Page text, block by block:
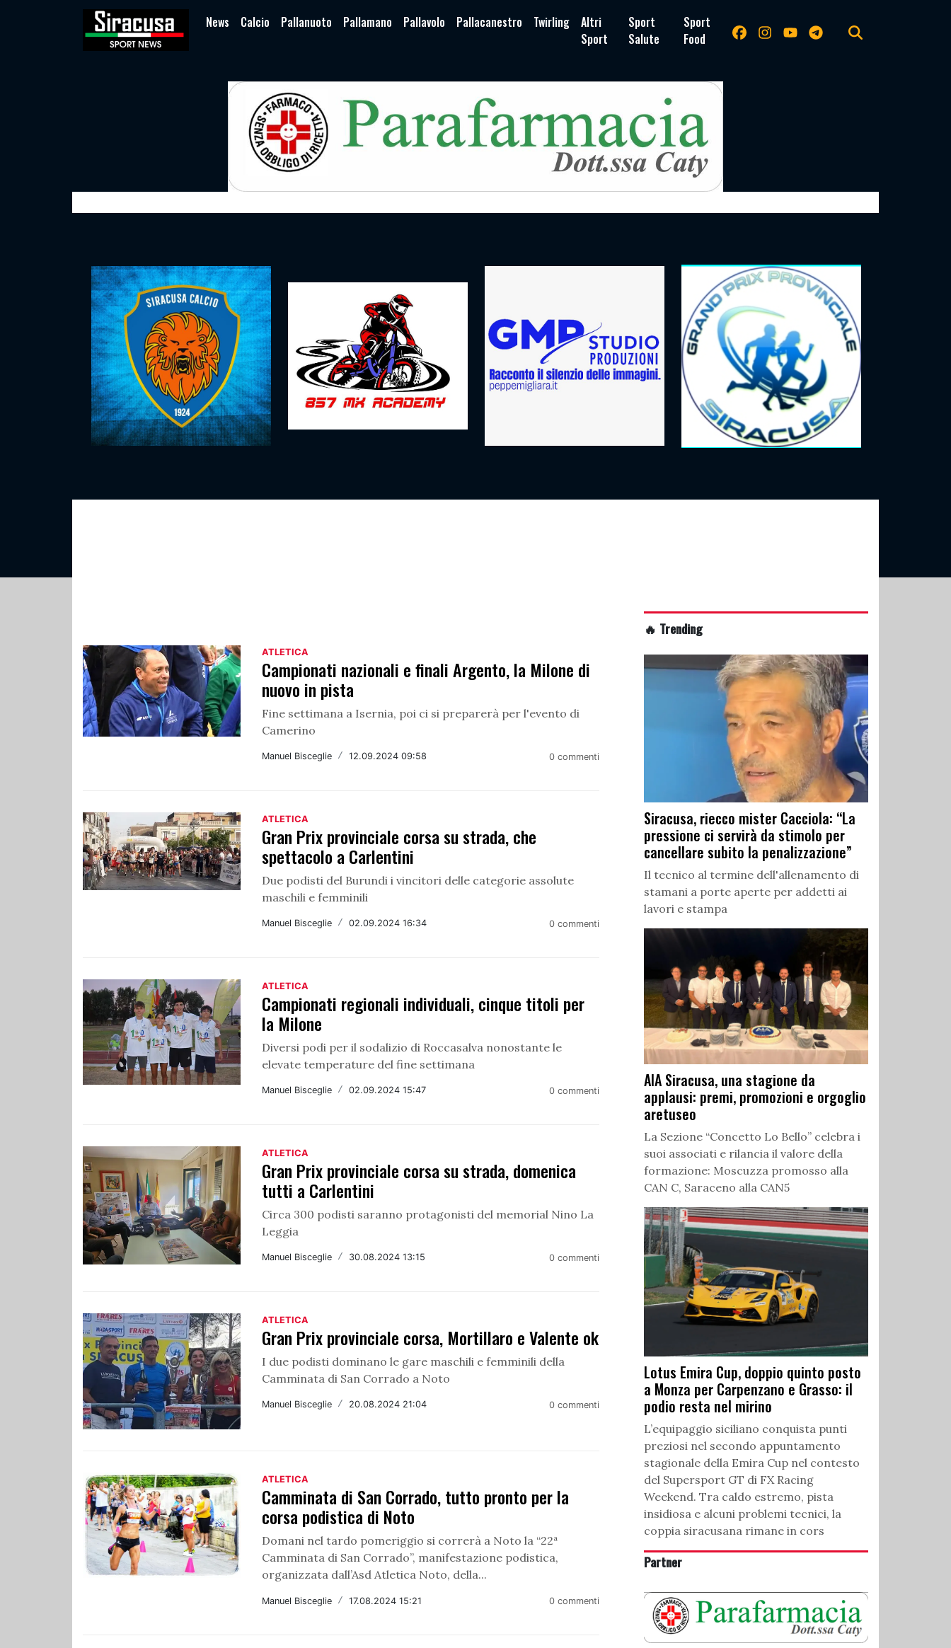
News Calcio Pallanuoto Pallamano Pallavolo Pallacanestro Twirling
Altri
Sport
Sport
Salute
Sport
Food
ATLETICA
Campionati nazionali e finali Argento, la Milone di
nuovo in pista
Fine settimana a Isernia, poi ci si preparerà per l'evento di
Camerino
Manuel Bisceglie / 12.09.2024 09:58 0 commenti
ATLETICA
Gran Prix provinciale corsa su strada, che
spettacolo a Carlentini
Due podisti del Burundi i vincitori delle categorie assolute
maschili e femminili
Manuel Bisceglie / 02.09.2024 16:34 0 commenti
ATLETICA
Campionati regionali individuali, cinque titoli per
la Milone
Diversi podi per il sodalizio di Roccasalva nonostante le
elevate temperature del fine settimana
Manuel Bisceglie / 02.09.2024 15:47 0 commenti
ATLETICA
Gran Prix provinciale corsa su strada, domenica
tutti a Carlentini
Circa 300 podisti saranno protagonisti del memorial Nino La
Leggia
Manuel Bisceglie / 30.08.2024 13:15 0 commenti
ATLETICA
Gran Prix provinciale corsa, Mortillaro e Valente ok
I due podisti dominano le gare maschili e femminili della
Camminata di San Corrado a Noto
Manuel Bisceglie / 20.08.2024 21:04 0 commenti
ATLETICA
Camminata di San Corrado, tutto pronto per la
corsa podistica di Noto
Domani nel tardo pomeriggio si correrà a Noto la “22ª
Camminata di San Corrado”, manifestazione podistica,
organizzata dall’Asd Atletica Noto, della...
Manuel Bisceglie / 17.08.2024 15:21 0 commenti
🔥 Trending
Siracusa, riecco mister Cacciola: “La
pressione ci servirà da stimolo per
cancellare subito la penalizzazione”
Il tecnico al termine dell'allenamento di
stamani a porte aperte per addetti ai
lavori e stampa
AIA Siracusa, una stagione da
applausi: premi, promozioni e orgoglio
aretuseo
La Sezione “Concetto Lo Bello” celebra i
suoi associati e rilancia il valore della
formazione: Moscuzza promosso alla
CAN C, Saraceno alla CAN5
Lotus Emira Cup, doppio quinto posto
a Monza per Carpenzano e Grasso: il
podio resta nel mirino
L’equipaggio siciliano conquista punti
preziosi nel secondo appuntamento
stagionale della Emira Cup nel contesto
del Supersport GT di FX Racing
Weekend. Tra caldo estremo, pista
insidiosa e alcuni problemi tecnici, la
coppia siracusana rimane in cors
Partner